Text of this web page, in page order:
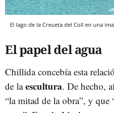
El lago de la Creueta del Coll en una
El papel del agua
Chillida concebía esta
de laescultura. De hecho,
“la mitad de la obra”, y que